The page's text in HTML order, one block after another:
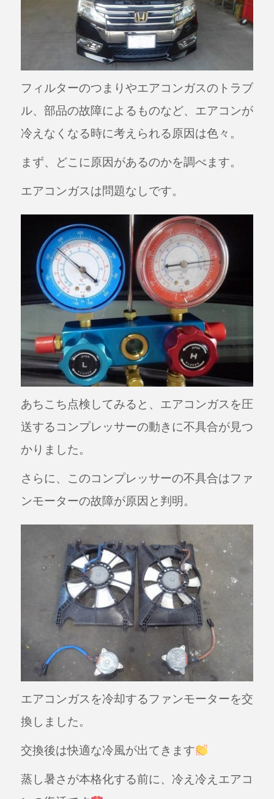
フィルターのつまりやエアコンガスのトラブ
ル、部品の故障によるものなど、エアコンが
冷えなくなる時に考えられる原因は色々。
まず、どこに原因があるのかを調べます。
エアコンガスは問題なしです。
あちこち点検してみると、エアコンガスを圧
送するコンプレッサーの動きに不具合が見つ
かりました。
さらに、このコンプレッサーの不具合はファ
ンモーターの故障が原因と判明。
エアコンガスを冷却するファンモーターを交
換しました。
交換後は快適な冷風が出てきます
蒸し暑さが本格化する前に、冷え冷えエアコ